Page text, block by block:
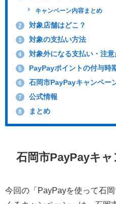
キャンペーン内容まとめ
2 対象店舗はどこ？
3 対象の支払い方法
4 対象外になる支払い・注意
5 PayPayポイントの付与時
6 石岡市PayPayキャンペー
7 公式情報
8 まとめ
石岡市PayPayキ
今回の「PayPayを使って石